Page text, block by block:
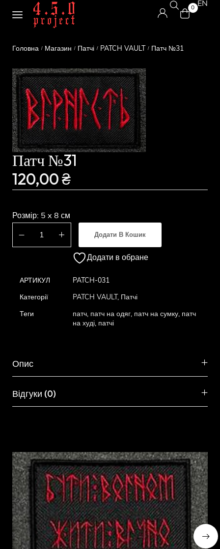
0 EN
Головна / Магазин / Патчі / PATCH VAULT / Патч №31
Патч №31
120,00₴
Розмір: 5 x 8 см
Додати В Кошик
Додати в обране
АРТИКУЛ PATCH-031
Категорії PATCH VAULT , Патчі
Теги патч, патч на одяг, патч на сумку, патч
на худі, патчі
Опис
Відгуки (0)